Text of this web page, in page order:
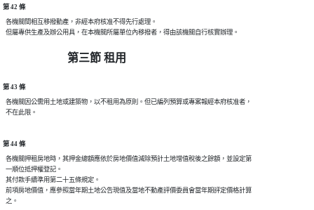
第 42 條
  各機關間相互移撥動產，非經本府核准不得先行處理。
第三節 租用
第 43 條
  各機關因公需用土地或建築物，以不租用為原則。但已編列預算或專案報經本府核准者，
第 44 條
  各機關押租房地時，其押金總額應依於房地價值減除預計土地增值稅後之餘額，並設定第
  一順位抵押權登記。
  其付款手續準用第二十五條規定。
  前項房地價值，應參照當年期土地公告現值及當地不動產評價委員會當年期評定價格計算